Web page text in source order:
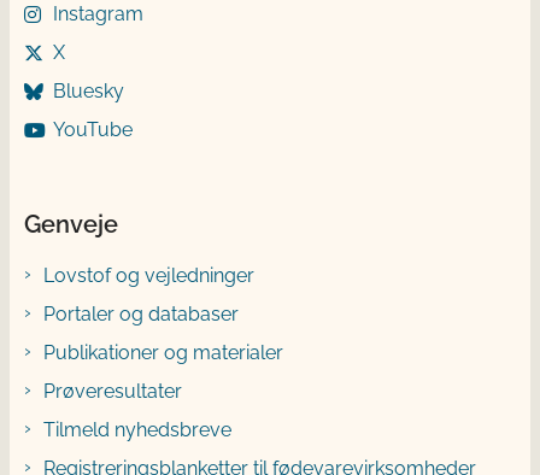
Instagram
X
Bluesky
YouTube
Genveje
Lovstof og vejledninger
Portaler og databaser
Publikationer og materialer
Prøveresultater
Tilmeld nyhedsbreve
Registreringsblanketter til fødevarevirksomheder